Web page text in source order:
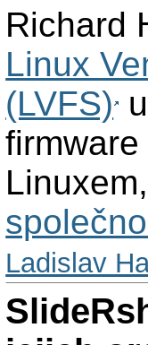
Richard
Linux
(LVFS)
Ladislav